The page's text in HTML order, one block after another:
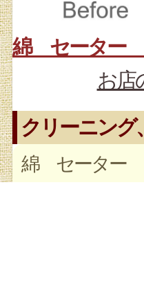
お店
クリーニング
綿 セーター